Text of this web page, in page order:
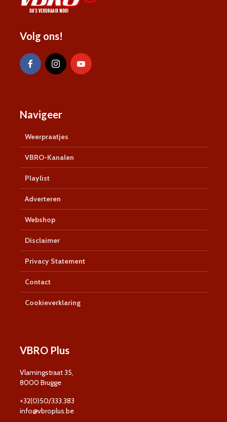
Volg ons!
Navigeer
Weerpraatjes
VBRO-Kanalen
Playlist
Adverteren
Webshop
Disclaimer
Privacy Statement
Contact
Cookieverklaring
VBRO Plus
Vlamingstraat 35,
8000 Brugge
+32(0)50/333.383
info@vbroplus.be